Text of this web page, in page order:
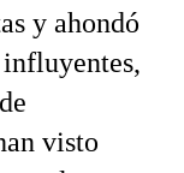
y ahondó
visto